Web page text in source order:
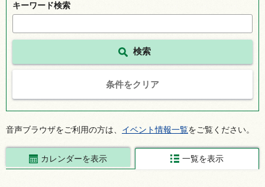
キーワード検索
条件をクリア
音声ブラウザをご利用の方は、 イベント情報一覧をご覧ください。
カレンダーを表示 一覧を表示